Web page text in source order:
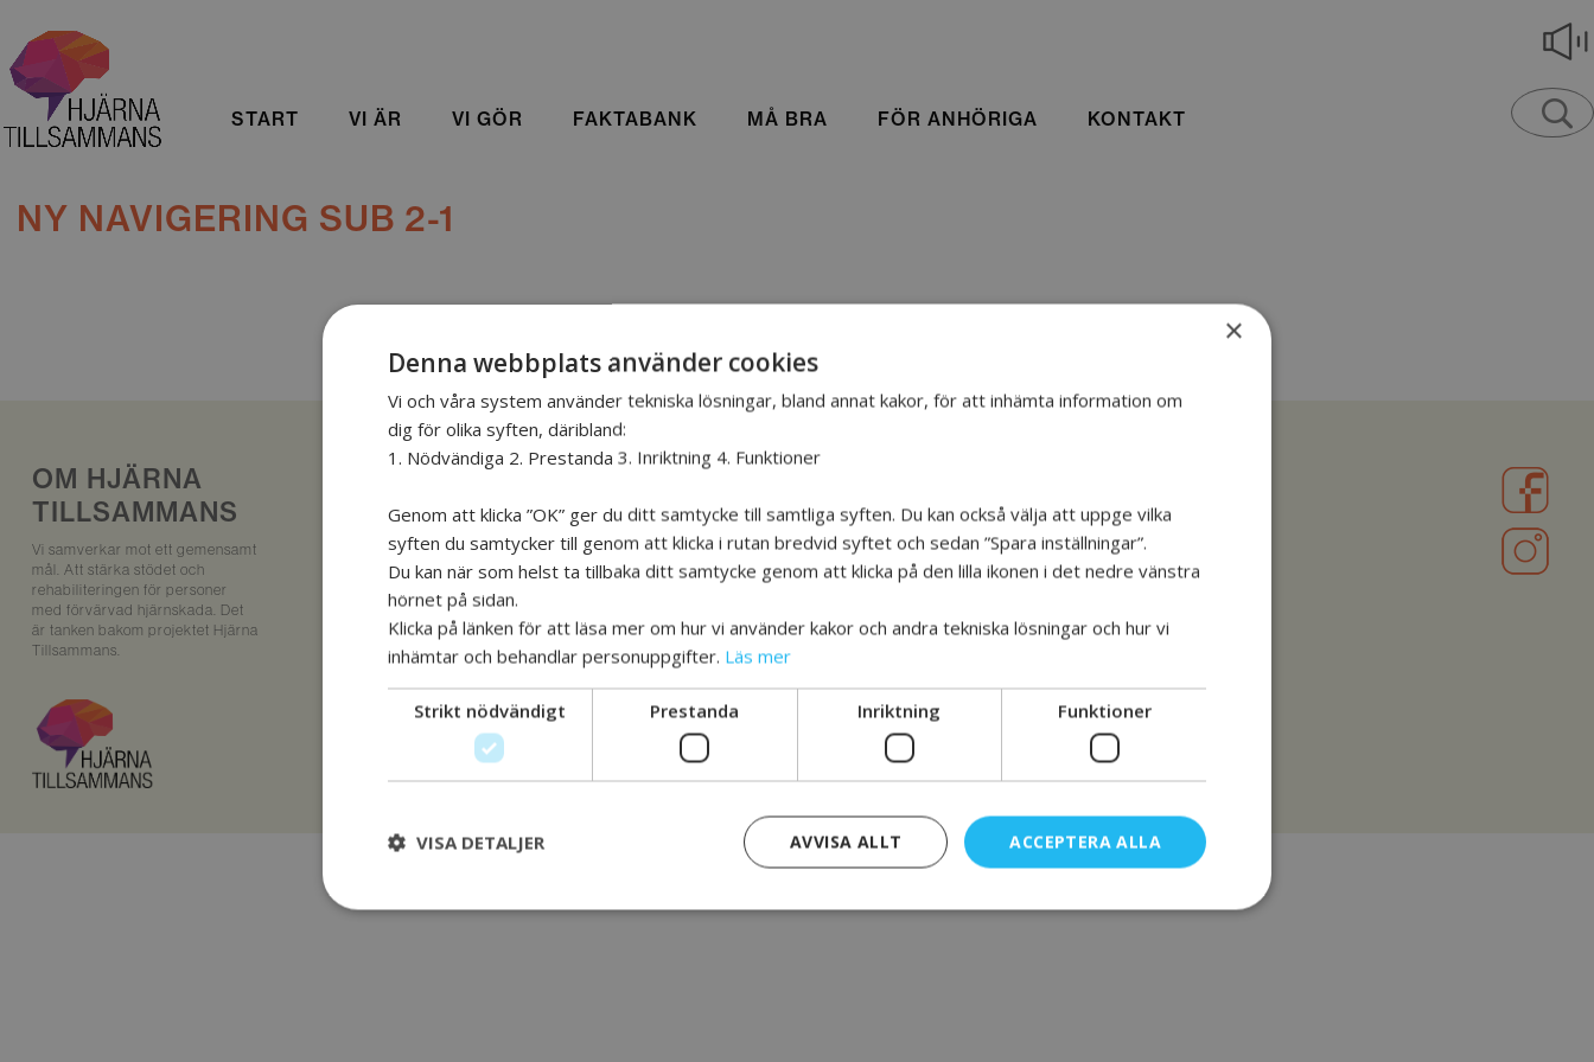
START VI ÄR VI GÖR FAKTABANK MÅ BRA FÖR ANHÖRIGA KONTAKT
NY NAVIGERING SUB 2-1
OM HJÄRNA
TILLSAMMANS
Vi samverkar mot ett gemensamt
mål. Att stärka stödet och
rehabiliteringen för personer
med förvärvad hjärnskada. Det
är tanken bakom projektet Hjärna
Tillsammans.
HJÄRNA TILLSAMMANS
Sabbatsbergsvägen 6 113 90 Stockholm
E-post: info@hjarnatillsammans.se
Logga in på aktörsida
×
Denna webbplats använder cookies
Vi och våra system använder tekniska lösningar, bland annat kakor, för att inhämta information om
dig för olika syften, däribland:
1. Nödvändiga 2. Prestanda 3. Inriktning 4. Funktioner
Genom att klicka ”OK” ger du ditt samtycke till samtliga syften. Du kan också välja att uppge vilka
syften du samtycker till genom att klicka i rutan bredvid syftet och sedan ”Spara inställningar”.
Du kan när som helst ta tillbaka ditt samtycke genom att klicka på den lilla ikonen i det nedre vänstra
hörnet på sidan.
Klicka på länken för att läsa mer om hur vi använder kakor och andra tekniska lösningar och hur vi
inhämtar och behandlar personuppgifter. Läs mer
Strikt nödvändigt Prestanda Inriktning Funktioner
ACCEPTERA ALLA
AVVISA ALLT
VISA DETALJER